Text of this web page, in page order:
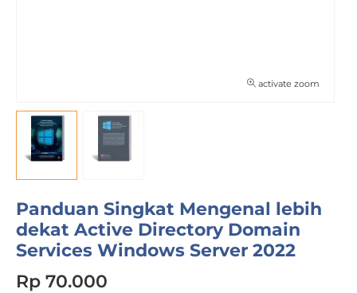
activate zoom
Panduan Singkat Mengenal lebih
dekat Active Directory Domain
Services Windows Server 2022
Rp 70.000